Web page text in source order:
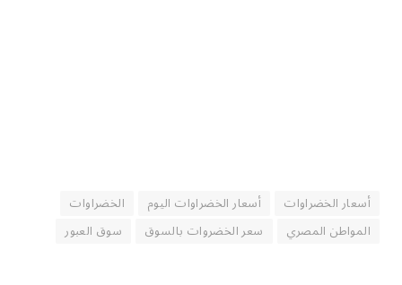
أسعار الخضراوات أسعار الخضراوات اليوم
الخضراوات
المواطن المصري
سعر الخضروات بالسوق سوق العبور